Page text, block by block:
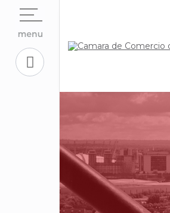
Trabaje con Nosotros
Aplicativos Corporativos.